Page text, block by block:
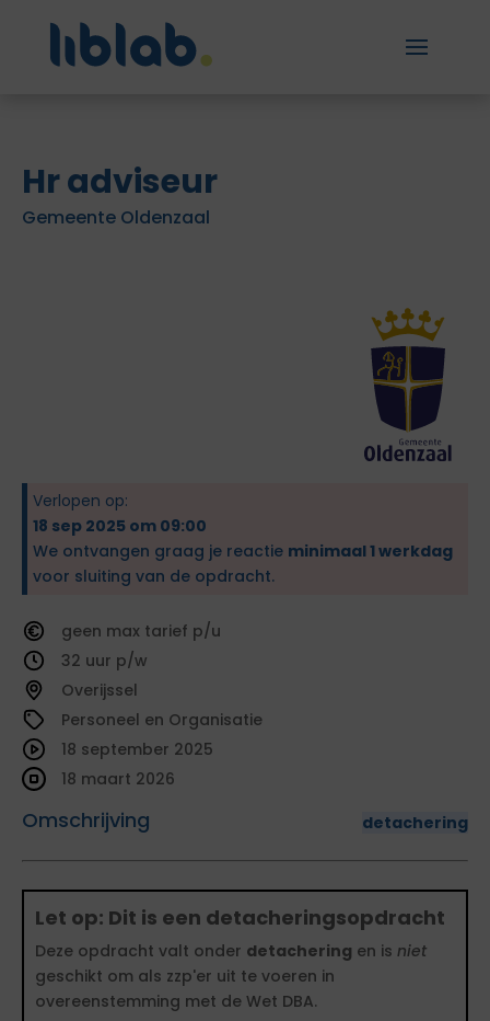
Hr adviseur
Gemeente Oldenzaal
Verlopen op:
18 sep 2025 om 09:00
We ontvangen graag je reactie minimaal 1 werkdag
voor sluiting van de opdracht.
geen
tarief
32
Overijssel
Personeel en Organisatie
Omschrijving detachering
18 september 2025
18 maart 2026
Let op: Dit is een detacheringsopdracht
Deze opdracht valt onder detachering en is niet
geschikt om als zzp'er uit te voeren in
overeenstemming met de Wet DBA.